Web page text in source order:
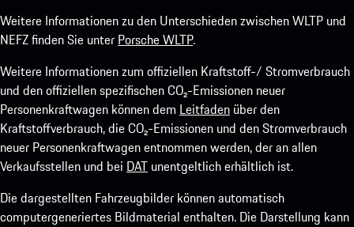
Weitere Informationen zu den Unterschieden zwischen WLTP und
NEFZ finden Sie unter Porsche WLTP.
Weitere Informationen zum offiziellen Kraftstoff-/ Stromverbrauch
und den offiziellen spezifischen CO₂-Emissionen neuer
Personenkraftwagen können dem Leitfaden über den
Kraftstoffverbrauch, die CO₂-Emissionen und den Stromverbrauch
neuer Personenkraftwagen entnommen werden, der an allen
Verkaufsstellen und bei DAT unentgeltlich erhältlich ist.
Die dargestellten Fahrzeugbilder können automatisch
computergeneriertes Bildmaterial enthalten. Die Darstellung kann